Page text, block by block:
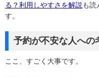
る？利用しやすさを解説 も読
す。
予約が不安な人への
ここ、すごく大事です。